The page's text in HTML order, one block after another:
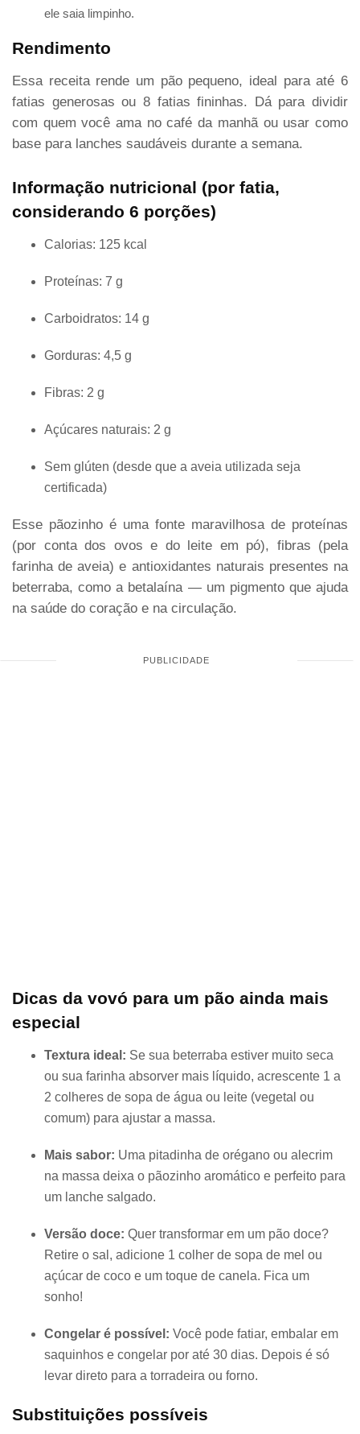
ele saia limpinho.
Rendimento
Essa receita rende um pão pequeno, ideal para até 6
fatias generosas ou 8 fatias fininhas. Dá para dividir
com quem você ama no café da manhã ou usar como
base para lanches saudáveis durante a semana.
Informação nutricional (por fatia,
considerando 6 porções)
Calorias: 125 kcal
Proteínas: 7 g
Carboidratos: 14 g
Gorduras: 4,5 g
Fibras: 2 g
Açúcares naturais: 2 g
Sem glúten (desde que a aveia utilizada seja
certificada)
Esse pãozinho é uma fonte maravilhosa de proteínas
(por conta dos ovos e do leite em pó), fibras (pela
farinha de aveia) e antioxidantes naturais presentes na
beterraba, como a betalaína — um pigmento que ajuda
na saúde do coração e na circulação.
Dicas da vovó para um pão ainda mais
especial
Textura ideal: Se sua beterraba estiver muito seca
ou sua farinha absorver mais líquido, acrescente 1 a
2 colheres de sopa de água ou leite (vegetal ou
comum) para ajustar a massa.
Mais sabor: Uma pitadinha de orégano ou alecrim
na massa deixa o pãozinho aromático e perfeito para
um lanche salgado.
Versão doce: Quer transformar em um pão doce?
Retire o sal, adicione 1 colher de sopa de mel ou
açúcar de coco e um toque de canela. Fica um
sonho!
Congelar é possível: Você pode fatiar, embalar em
saquinhos e congelar por até 30 dias. Depois é só
levar direto para a torradeira ou forno.
Substituições possíveis